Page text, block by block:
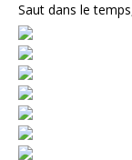
Saut dans le